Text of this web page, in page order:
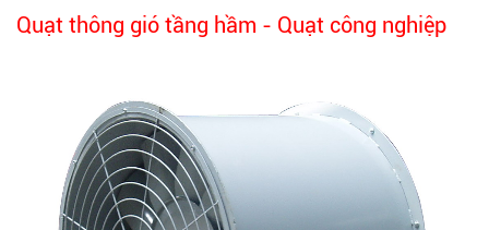
Quạt thông gió tầng hầm - Quạt công nghiệp